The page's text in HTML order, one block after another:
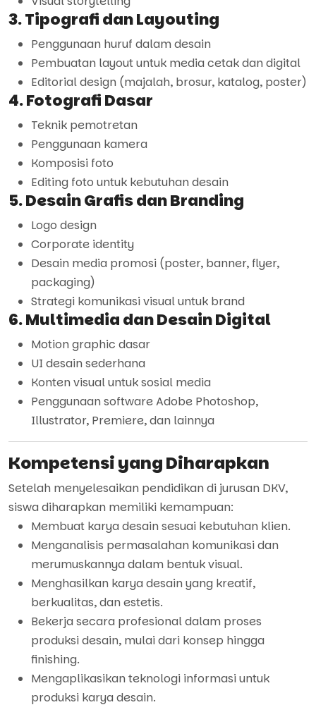
3. Tipografi dan Layouting
Penggunaan huruf dalam desain
Pembuatan layout untuk media cetak dan digital
Editorial design (majalah, brosur, katalog, poster)
4. Fotografi Dasar
Teknik pemotretan
Penggunaan kamera
Komposisi foto
Editing foto untuk kebutuhan desain
5. Desain Grafis dan Branding
Logo design
Corporate identity
Desain media promosi (poster, banner, flyer,
packaging)
Strategi komunikasi visual untuk brand
6. Multimedia dan Desain Digital
Motion graphic dasar
UI desain sederhana
Konten visual untuk sosial media
Penggunaan software Adobe Photoshop,
Illustrator, Premiere, dan lainnya
Kompetensi yang Diharapkan
Setelah menyelesaikan pendidikan di jurusan DKV,
siswa diharapkan memiliki kemampuan:
Membuat karya desain sesuai kebutuhan klien.
Menganalisis permasalahan komunikasi dan
merumuskannya dalam bentuk visual.
Menghasilkan karya desain yang kreatif,
berkualitas, dan estetis.
Bekerja secara profesional dalam proses
produksi desain, mulai dari konsep hingga
finishing.
Mengaplikasikan teknologi informasi untuk
produksi karya desain.